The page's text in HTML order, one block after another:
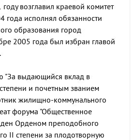
возглавил краевой комитет
года исполнял обязанности
образования город
2005 года был избран главой
"За выдающийся вклад в
и почетным званием
жилищно-коммунального
форума "Общественное
Орденом преподобного
II степени за плодотворную